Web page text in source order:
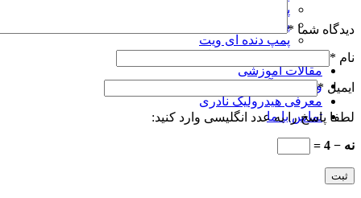
پمپ دنده ای گالتک Galtech
پمپ دنده ای رکسروت
پمپ دنده ای ویت
پمپ ZBF دنده ای
مقالات آموزشی
ویدئوهای آموزشی
معرفی هیدرولیک نادری
تماس با ما
دیدگاه شما *
نام *
ایمیل *
لطفا پاسخ را به عدد انگلیسی وارد کنید:
نه − 4 =